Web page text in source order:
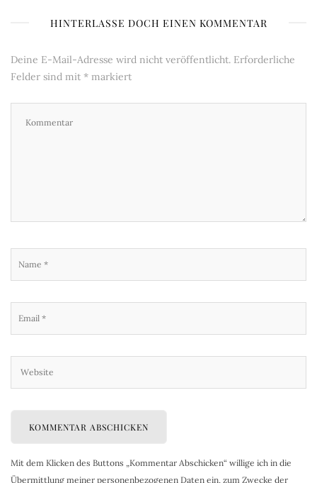
HINTERLASSE DOCH EINEN KOMMENTAR
Deine E-Mail-Adresse wird nicht veröffentlicht. Erforderliche
Felder sind mit * markiert
Mit dem Klicken des Buttons „Kommentar Abschicken“ willige ich in die
Übermittlung meiner personenbezogenen Daten ein, zum Zwecke der